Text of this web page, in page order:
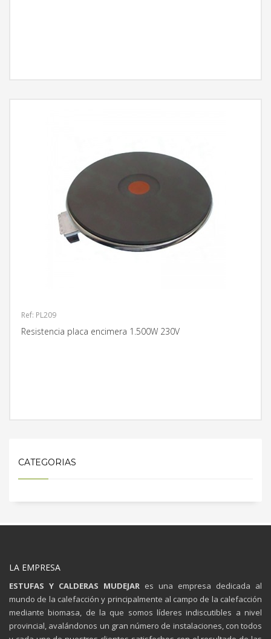
Ref: PL209
Resistencia placa encimera 1.500W 230V
CATEGORIAS
LA EMPRESA
ESTUFAS Y CALDERAS MUDEJAR es una empresa dedicada al
mundo de la calefacción y principalmente al campo de la calefacción
mediante biomasa, de la que somos líderes indiscutibles a nivel
provincial, avalándonos un gran número de instalaciones, con todos